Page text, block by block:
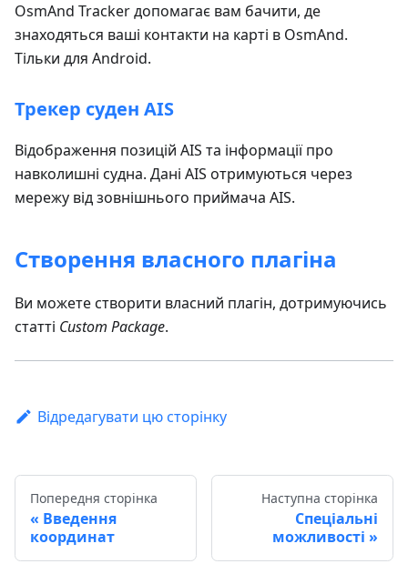
OsmAnd Tracker допомагає вам бачити, де
знаходяться ваші контакти на карті в OsmAnd.
Тільки для Android.
Трекер суден AIS
Відображення позицій AIS та інформації про
навколишні судна. Дані AIS отримуються через
мережу від зовнішнього приймача AIS.
Створення власного плагіна
Ви можете створити власний плагін, дотримуючись
статті Custom Package.
Відредагувати цю сторінку
Попередня сторінка
Введення
координат
Наступна сторінка
Спеціальні
можливості